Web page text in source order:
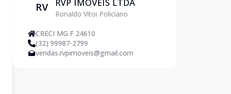
RV RVP IMOVEIS LTDA
Ronaldo Vitoi Policiano
CRECI MG F 24610
(32) 99987-2799
vendas.rvpimoveis@gmail.com